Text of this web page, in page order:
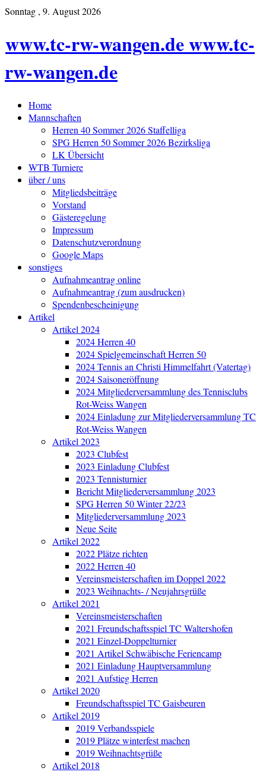
Sonntag , 9. August 2026
www.tc-rw-wangen.de www.tc-
rw-wangen.de
Home
Mannschaften
Herren 40 Sommer 2026 Staffelliga
SPG Herren 50 Sommer 2026 Bezirksliga
LK Übersicht
WTB Turniere
über / uns
Mitgliedsbeiträge
Vorstand
Gästeregelung
Impressum
Datenschutzverordnung
Google Maps
sonstiges
Aufnahmeantrag online
Aufnahmeantrag (zum ausdrucken)
Spendenbescheinigung
Artikel
Artikel 2024
2024 Herren 40
2024 Spielgemeinschaft Herren 50
2024 Tennis an Christi Himmelfahrt (Vatertag)
2024 Saisoneröffnung
2024 Mitgliederversammlung des Tennisclubs
Rot-Weiss Wangen
2024 Einladung zur Mitgliederversammlung TC
Rot-Weiss Wangen
Artikel 2023
2023 Clubfest
2023 Einladung Clubfest
2023 Tennisturnier
Bericht Mitgliederversammlung 2023
SPG Herren 50 Winter 22/23
Mitgliederversammlung 2023
Neue Seite
Artikel 2022
2022 Plätze richten
2022 Herren 40
Vereinsmeisterschaften im Doppel 2022
2023 Weihnachts- / Neujahrsgrüße
Artikel 2021
Vereinsmeisterschaften
2021 Freundschaftsspiel TC Waltershofen
2021 Einzel-Doppelturnier
2021 Artikel Schwäbische Feriencamp
2021 Einladung Hauptversammlung
2021 Aufstieg Herren
Artikel 2020
Freundschaftsspiel TC Gaisbeuren
Artikel 2019
2019 Verbandsspiele
2019 Plätze winterfest machen
2019 Weihnachtsgrüße
Artikel 2018